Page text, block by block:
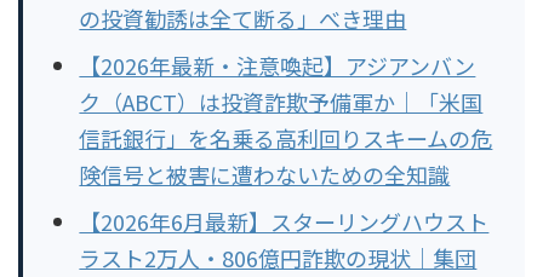
の投資勧誘は全て断る」べき理由
【2026年最新・注意喚起】アジアンバン
ク（ABCT）は投資詐欺予備軍か｜「米国
信託銀行」を名乗る高利回りスキームの危
険信号と被害に遭わないための全知識
【2026年6月最新】スターリングハウスト
ラスト2万人・806億円詐欺の現状｜集団